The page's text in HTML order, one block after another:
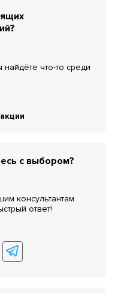
что-то среди
с выбором?
консультантам
ответ!